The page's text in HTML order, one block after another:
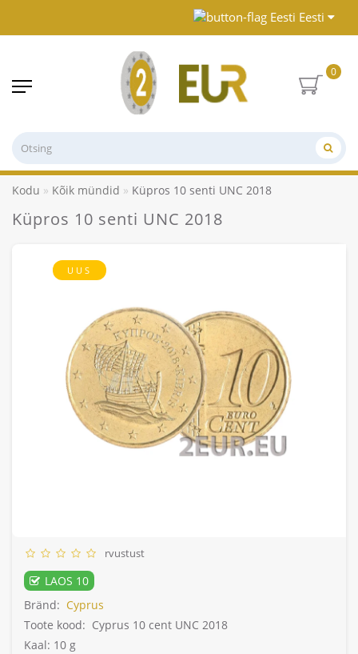
Eesti
0
Kodu Kõik mündid Küpros 10 senti UNC 2018
Küpros 10 senti UNC 2018
UUS
rvustust
LAOS 10
Bränd: Cyprus
Toote kood: Cyprus 10 cent UNC 2018
Kaal: 10 g